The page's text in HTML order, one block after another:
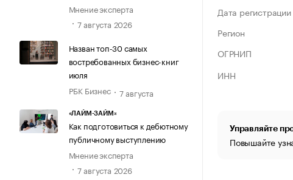
Мнение эксперта
7 августа 2026
Назван топ-30 самых
востребованных бизнес-книг
июля
РБК Бизнес
7 августа
«ЛАЙМ-ЗАЙМ»
Как подготовиться к дебютному
публичному выступлению
Мнение эксперта
7 августа 2026
Дата регистрации
Регион
ОГРНИП
ИНН
Управляйте
Повышайте